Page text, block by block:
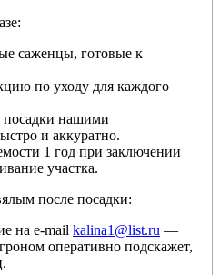
саженцы, готовые к
по уходу для каждого
посадки нашими
и аккуратно.
1 год при заключении
участка.
после посадки:
на e-mail kalina1@list.ru —
оперативно подскажет,